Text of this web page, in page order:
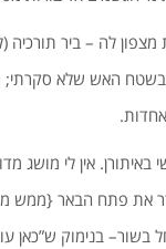
באר אחת מצפון לה – ביר
לה (ביר הדאג’). ממערב לרביבים קיימות 2-3
אין לי מושג
את פתח הבאר {ממש
בנימוק ש”כאן